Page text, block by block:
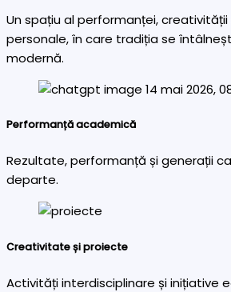
Un spațiu al performanței,
personale, în care tradiția se
modernă.
Performanță academică
Rezultate, performanță și generații
departe.
Creativitate și proiecte
Activități interdisciplinare și inițiative